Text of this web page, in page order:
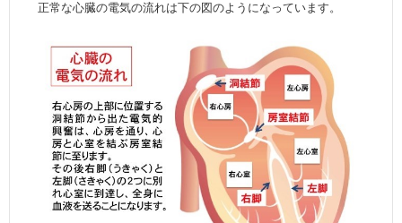
正常な心臓の電気の流れは下の図のようになっています。